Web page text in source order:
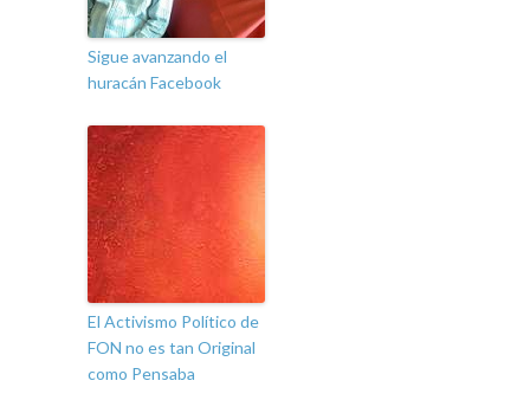
Sigue avanzando el
huracán Facebook
El Activismo Político de
FON no es tan Original
como Pensaba